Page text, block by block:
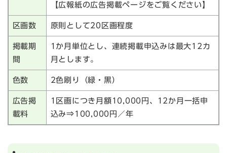
【広報紙の広告掲載ページをご覧ください】
区画数 原則として20区画程度
掲載期
間
1か月単位とし、連続掲載申込みは最大12カ
月とします。
色数 2色刷り（緑・黒）
広告掲
載料
1区画につき月額10,000円、12か月一括申
込み⇒100,000円／年